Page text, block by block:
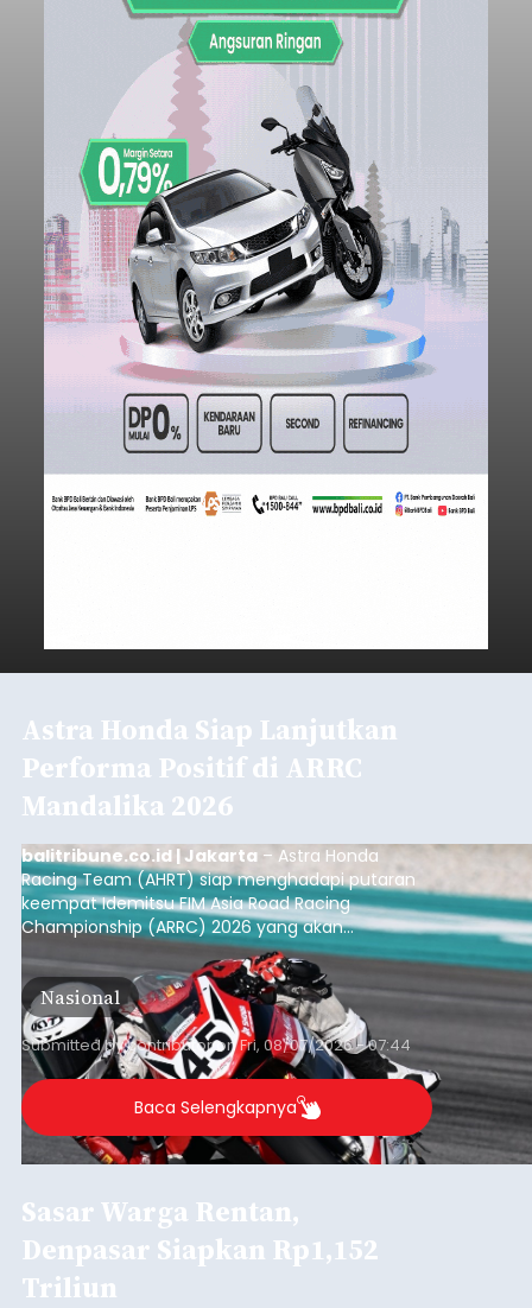
Astra Honda Siap Lanjutkan
Performa Positif di ARRC
Mandalika 2026
balitribune.co.id | Jakarta – Astra Honda
Racing Team (AHRT) siap menghadapi putaran
keempat Idemitsu FIM Asia Road Racing
Championship (ARRC) 2026 yang akan
berlangsung di Pertamina Mandalika
International Circuit, Lombok, Nusa Tenggara
Barat, pada 7–9 Agustus 2026.
Nasional
Submitted bycontributoronFri, 08/07/2026 - 07:44
Baca Selengkapnya
Sasar Warga Rentan,
Denpasar Siapkan Rp1,152
Triliun